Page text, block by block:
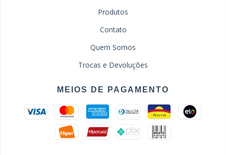
Produtos
Contato
Quem Somos
Trocas e Devoluções
MEIOS DE PAGAMENTO